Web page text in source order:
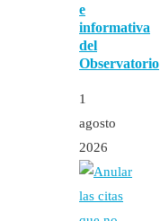
e
informativa
del
Observatorio
1
agosto
2026